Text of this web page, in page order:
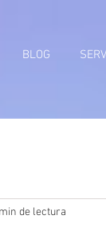
BLOG
de lectura